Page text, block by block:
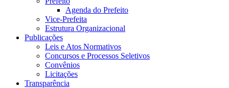
Agenda do Prefeito
Vice-Prefeita
Estrutura Organizacional
Publicações
Leis e Atos Normativos
Concursos e Processos Seletivos
Convênios
Licitações
Transparência